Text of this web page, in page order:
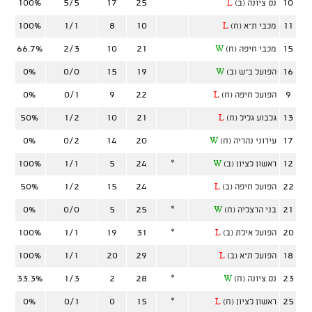
10 נס ציונה (ב) L
25
17
5/5
100%
11 מכבי ת"א (ח) L
10
8
1/1
100%
15 מכבי חיפה (ח) W
21
10
2/3
66.7%
16 הפועל ב"ש (ב) W
19
15
0/0
0%
9 הפועל חיפה (ח) L
22
9
0/1
0%
13 גלבוע גליל (ח) L
21
10
1/2
50%
17 עירוני נהריה (ח) W
20
14
0/2
0%
12 ראשון לציון (ב) W
*
24
5
1/1
100%
22 הפועל חיפה (ב) L
24
15
1/2
50%
21 בני הרצליה (ח) W
*
25
5
0/0
0%
20 הפועל אילת (ב) L
*
31
19
1/1
100%
18 הפועל ת"א (ב) L
29
20
1/1
100%
23 נס ציונה (ח) W
*
28
2
1/3
33.3%
25 ראשון לציון (ח) L
*
15
0
0/1
0%